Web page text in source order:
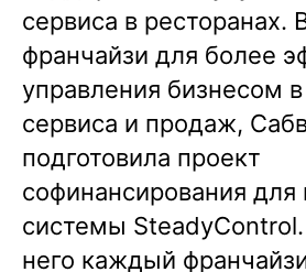
сервиса в ресторанах.
франчайзи для более
управления бизнесом
сервиса и продаж,
подготовила проект
софинансирования
системы
него каждый